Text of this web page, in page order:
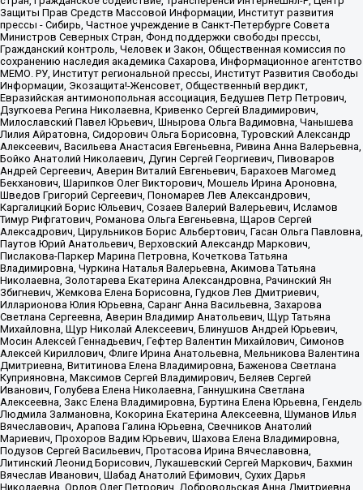
Защиты Прав Средств Массовой Информации, Институт развития
прессы - Сибирь, Частное учреждение в Санкт-Петербурге Совета
Министров Северных Стран, Фонд поддержки свободы прессы,
Гражданский контроль, Человек и Закон, Общественная комиссия по
сохранению наследия академика Сахарова, Информационное агентство
МЕМО. РУ, Институт региональной прессы, Институт Развития Свободы
Информации, Экозащита!-Женсовет, Общественный вердикт,
Евразийская антимонопольная ассоциация, Бедушев Петр Петрович,
Дзугкоева Регина Николаевна, Кривенко Сергей Владимирович,
Милославский Павел Юрьевич, Шнырова Ольга Вадимовна, Чанышева
Лилия Айратовна, Сидорович Ольга Борисовна, Туровский Александр
Алексеевич, Васильева Анастасия Евгеньевна, Ривина Анна Валерьевна,
Бойко Анатолий Николаевич, Дугин Сергей Георгиевич, Пивоваров
Андрей Сергеевич, Аверин Виталий Евгеньевич, Барахоев Магомед
Бекханович, Шарипков Олег Викторович, Мошель Ирина Ароновна,
Шведов Григорий Сергеевич, Пономарев Лев Александрович,
Каргалицкий Борис Юльевич, Созаев Валерий Валерьевич, Исламов
Тимур Рифгатович, Романова Ольга Евгеньевна, Щаров Сергей
Алексадрович, Цирульников Борис Альбертович, Гасан Ольга Павловна,
Паутов Юрий Анатольевич, Верховский Александр Маркович,
Пислакова-Паркер Марина Петровна, Кочеткова Татьяна
Владимировна, Чуркина Наталья Валерьевна, Акимова Татьяна
Николаевна, Золотарева Екатерина Александровна, Рачинский Ян
Збигневич, Жемкова Елена Борисовна, Гудков Лев Дмитриевич,
Илларионова Юлия Юрьевна, Саранг Анна Васильевна, Захарова
Светлана Сергеевна, Аверин Владимир Анатольевич, Щур Татьяна
Михайловна, Щур Николай Алексеевич, Блинушов Андрей Юрьевич,
Мосин Алексей Геннадьевич, Гефтер Валентин Михайлович, Симонов
Алексей Кириллович, Флиге Ирина Анатольевна, Мельникова Валентина
Дмитриевна, Вититинова Елена Владимировна, Баженова Светлана
Куприяновна, Максимов Сергей Владимирович, Беляев Сергей
Иванович, Голубева Елена Николаевна, Ганнушкина Светлана
Алексеевна, Закс Елена Владимировна, Буртина Елена Юрьевна, Гендель
Людмила Залмановна, Кокорина Екатерина Алексеевна, Шуманов Илья
Вячеславович, Арапова Галина Юрьевна, Свечников Анатолий
Мариевич, Прохоров Вадим Юрьевич, Шахова Елена Владимировна,
Подузов Сергей Васильевич, Протасова Ирина Вячеславовна,
Литинский Леонид Борисович, Лукашевский Сергей Маркович, Бахмин
Вячеслав Иванович, Шабад Анатолий Ефимович, Сухих Дарья
Николаевна, Орлов Олег Петрович, Добровольская Анна Дмитриевна,